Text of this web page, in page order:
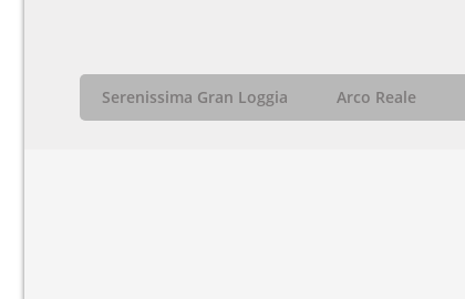
Serenissima Gran Loggia Arco Reale